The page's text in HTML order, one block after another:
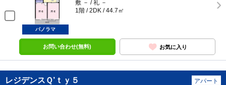
敷 － / 礼 －
1階 / 2DK / 44.7㎡
パノラマ
お問い合わせ(無料) お気に入り
レジデンスＱ’ｔｙ５ アパート